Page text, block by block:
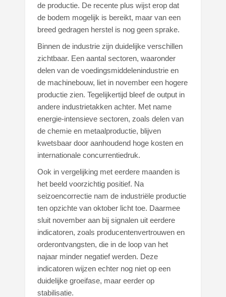
de productie. De recente plus wijst erop dat
de bodem mogelijk is bereikt, maar van een
breed gedragen herstel is nog geen sprake.
Binnen de industrie zijn duidelijke verschillen
zichtbaar. Een aantal sectoren, waaronder
delen van de voedingsmiddelenindustrie en
de machinebouw, liet in november een hogere
productie zien. Tegelijkertijd bleef de output in
andere industrietakken achter. Met name
energie-intensieve sectoren, zoals delen van
de chemie en metaalproductie, blijven
kwetsbaar door aanhoudend hoge kosten en
internationale concurrentiedruk.
Ook in vergelijking met eerdere maanden is
het beeld voorzichtig positief. Na
seizoencorrectie nam de industriële productie
ten opzichte van oktober licht toe. Daarmee
sluit november aan bij signalen uit eerdere
indicatoren, zoals producentenvertrouwen en
orderontvangsten, die in de loop van het
najaar minder negatief werden. Deze
indicatoren wijzen echter nog niet op een
duidelijke groeifase, maar eerder op
stabilisatie.